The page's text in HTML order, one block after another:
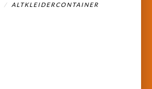
ALTKLEIDERCONTAINER